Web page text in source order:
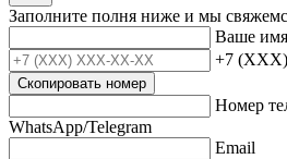
Заполните полня ниже и мы
Ваше имя
+7
Скопировать номер
Номер
WhatsApp/Telegram
Email